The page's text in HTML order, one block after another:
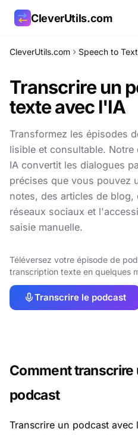
CleverUtils.com
CleverUtils.com Speech to Text
Transcrire un
texte avec l'IA
Transformez les épisodes
lisible et consultable.
IA convertit les dialogues
précises que vous pouvez
notes, des articles de
réseaux sociaux et
saisie manuelle.
Téléversez votre épisode de
transcription texte en quelques
Transcrire le podcast
Comment transcrire
podcast
Transcrire un podcast avec
Copier le lien
E-mail